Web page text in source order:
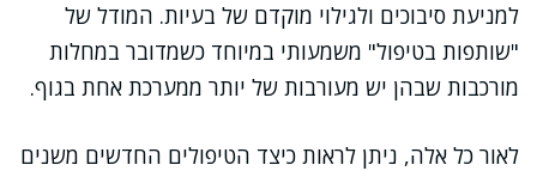
למניעת סיבוכים ולגילוי מוקדם של בעיות. המודל של
"שותפות בטיפול" משמעותי במיוחד כשמדובר במחלות
מורכבות שבהן יש מעורבות של יותר ממערכת אחת בגוף.
לאור כל אלה, ניתן לראות כיצד הטיפולים החדשים משנים